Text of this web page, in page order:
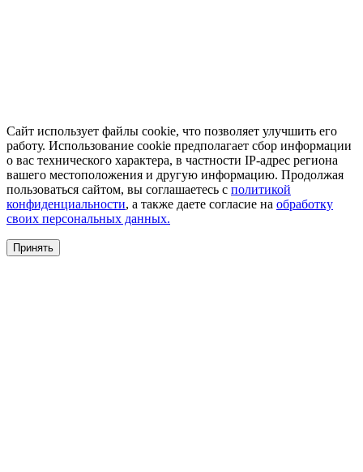
Сайт использует файлы cookie, что позволяет улучшить его
работу. Использование cookie предполагает сбор информации
о вас технического характера, в частности IP-адрес региона
вашего местоположения и другую информацию. Продолжая
пользоваться сайтом, вы соглашаетесь с политикой
конфиденциальности, а также даете согласие на обработку
своих персональных данных.
Принять